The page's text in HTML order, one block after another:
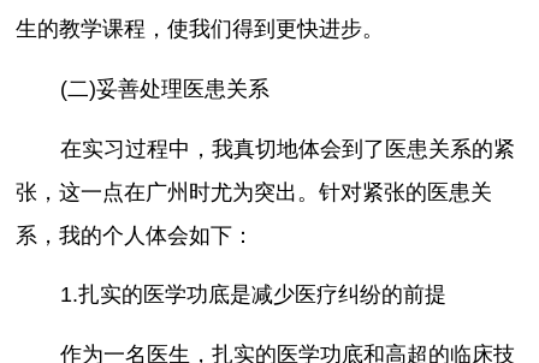
生的教学课程，使我们得到更快进步。
(二)妥善处理医患关系
在实习过程中，我真切地体会到了医患关系的紧
张，这一点在广州时尤为突出。针对紧张的医患关
系，我的个人体会如下：
1.扎实的医学功底是减少医疗纠纷的前提
作为一名医生，扎实的医学功底和高超的临床技